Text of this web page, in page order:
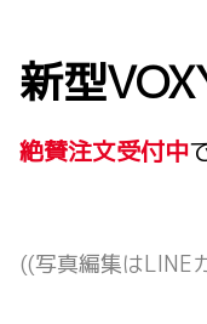
新型
絶賛注文受付中
((写真編集はLINE